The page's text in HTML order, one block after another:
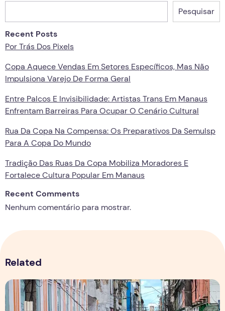
Pesquisar
Recent Posts
Por Trás Dos Pixels
Copa Aquece Vendas Em Setores Específicos, Mas Não
Impulsiona Varejo De Forma Geral
Entre Palcos E Invisibilidade: Artistas Trans Em Manaus
Enfrentam Barreiras Para Ocupar O Cenário Cultural
Rua Da Copa Na Compensa: Os Preparativos Da Semulsp
Para A Copa Do Mundo
Tradição Das Ruas Da Copa Mobiliza Moradores E
Fortalece Cultura Popular Em Manaus
Recent Comments
Nenhum comentário para mostrar.
Related
Copa aquece vendas em setores específicos, mas não